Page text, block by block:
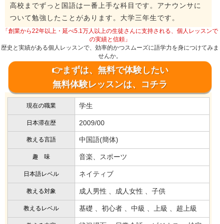
高校までずっと国語は一番上手な科目です。アナウンサに
ついて勉強したことがあります。大学三年生です。
「創業から22年以上・延べ5.1万人以上の生徒さんに支持される、個人レッスンで
の実績と信頼」
歴史と実績がある個人レッスンで、効率的かつスムーズに語学力を身につけてみま
せんか。
👉まずは、無料で体験したい
無料体験レッスンは、コチラ
現在の職業 学生
日本滞在歴 2009/00
教える言語 中国語(簡体)
趣 味 音楽、スポーツ
日本語レベル ネイティブ
教える対象 成人男性 、成人女性 、子供
教えるレベル 基礎 、初心者 、中級 、上級 、超上級